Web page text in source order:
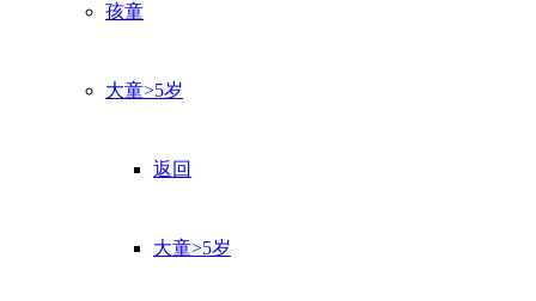
孩童
大童>5岁
返回
大童>5岁